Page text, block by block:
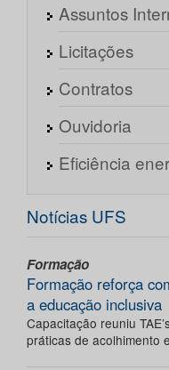
Assuntos
Licitações
Contratos
Ouvidoria
Eficiência
Notícias UFS
Formação
Formação reforça
a educação inclusiva
Capacitação reuniu
práticas de acolhimento